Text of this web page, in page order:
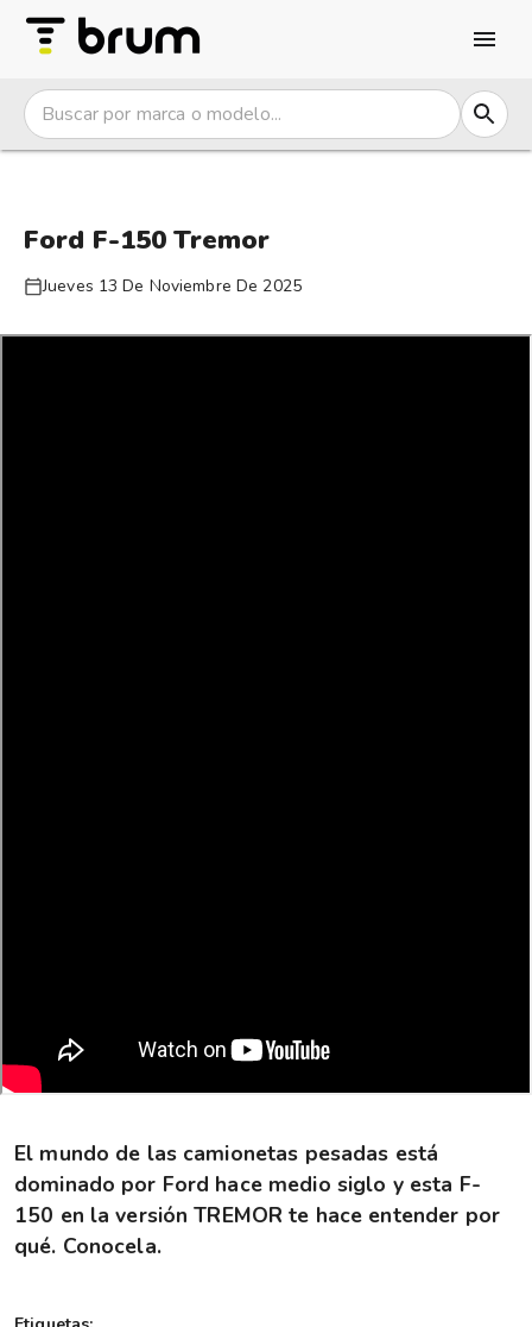
Ford F-150 Tremor
Jueves 13 De Noviembre De 2025
El mundo de las camionetas pesadas está
dominado por Ford hace medio siglo y esta F-
150 en la versión TREMOR te hace entender por
qué. Conocela.